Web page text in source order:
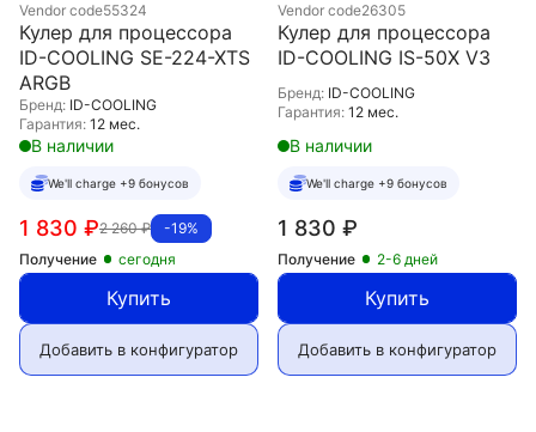
Vendor code55324
Кулер для процессора
ID-COOLING SE-224-XTS
ARGB
Бренд: ID-COOLING
Гарантия: 12 мес.
В наличии
We'll charge +9 бонусов
-19%
2 260₽
1 830 ₽
Получение сегодня
Купить
Добавить в конфигуратор
Vendor code26305
Кулер для процессора
ID-COOLING IS-50X V3
Бренд: ID-COOLING
Гарантия: 12 мес.
В наличии
We'll charge +9 бонусов
1 830 ₽
Получение 2-6 дней
Купить
Добавить в конфигуратор